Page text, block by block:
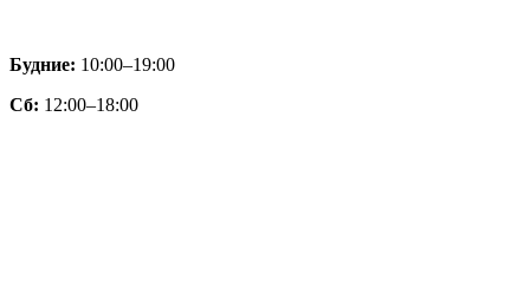
Будние: 10:00–19:00
Сб: 12:00–18:00